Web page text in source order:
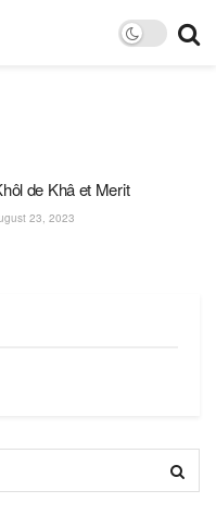
de Khâ et Merit
23, 2023